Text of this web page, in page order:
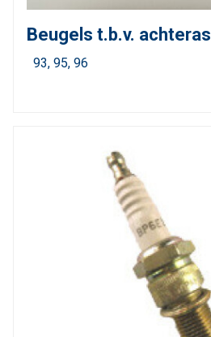
Beugels t.b.v. achteras
93 95 96